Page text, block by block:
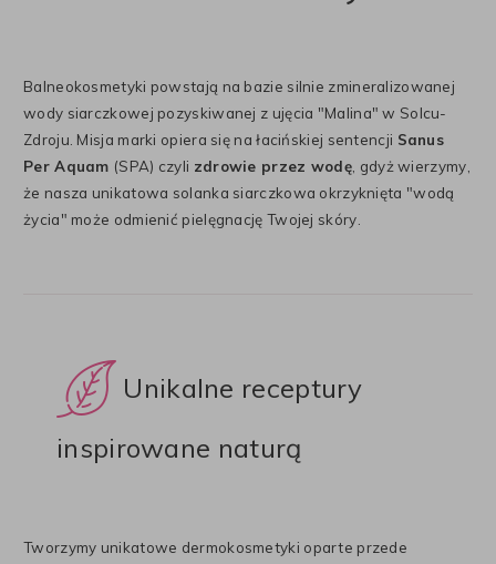
Balneokosmetyki powstają na bazie silnie zmineralizowanej
wody siarczkowej pozyskiwanej z ujęcia "Malina" w Solcu-
Zdroju. Misja marki opiera się na łacińskiej sentencji Sanus
Per Aquam (SPA) czyli zdrowie przez wodę , gdyż wierzymy,
że nasza unikatowa solanka siarczkowa okrzyknięta "wodą
życia" może odmienić pielęgnację Twojej skóry.
Unikalne receptury
inspirowane naturą
Tworzymy unikatowe dermokosmetyki oparte przede